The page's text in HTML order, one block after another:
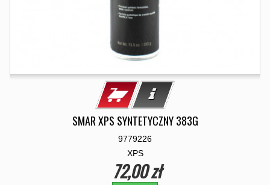
SMAR XPS SYNTETYCZNY 383G
9779226
XPS
72,00 zł